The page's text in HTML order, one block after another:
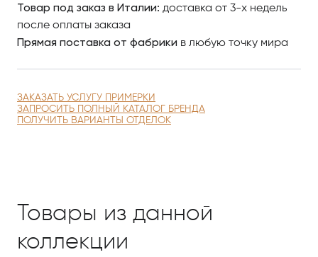
Товар под заказ в Италии: доставка от 3-х недель
после оплаты заказа
Прямая поставка от фабрики в любую точку мира
ЗАКАЗАТЬ УСЛУГУ ПРИМЕРКИ
ЗАПРОСИТЬ ПОЛНЫЙ КАТАЛОГ БРЕНДА
ПОЛУЧИТЬ ВАРИАНТЫ ОТДЕЛОК
Товары из данной
коллекции